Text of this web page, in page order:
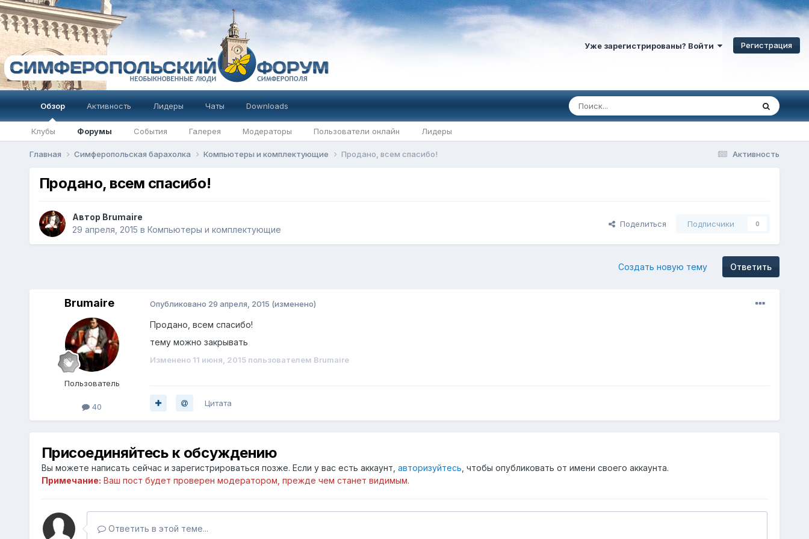
Уже зарегистрированы? Войти Регистрация
Обзор
Клубы Форумы События Галерея Модераторы Пользователи онлайн Лидеры
Активность Лидеры Чаты Downloads
Активность
Главная Симферопольская барахолка Компьютеры и комплектующие Продано, всем спасибо!
Продано, всем спасибо!
Автор Brumaire
29 апреля, 2015 в Компьютеры и комплектующие
Поделиться Подписчики 0
Ответить
Создать новую тему
Brumaire
Пoльзователь
40
Опубликовано 29 апреля, 2015 (изменено)
Продано, всем спасибо!
тему можно закрывать
Изменено 11 июня, 2015пользователем Brumaire
Цитата
Присоединяйтесь к обсуждению
Вы можете написать сейчас и зарегистрироваться позже. Если у вас есть аккаунт, авторизуйтесь , чтобы опубликовать от имени своего аккаунта.
Примечание: Ваш пост будет проверен модератором, прежде чем станет видимым.
Ответить в этой теме...